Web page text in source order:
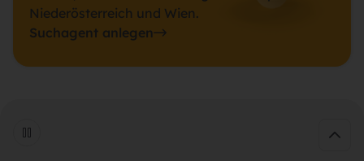
Niederösterreich und Wien.
Suchagent anlegen